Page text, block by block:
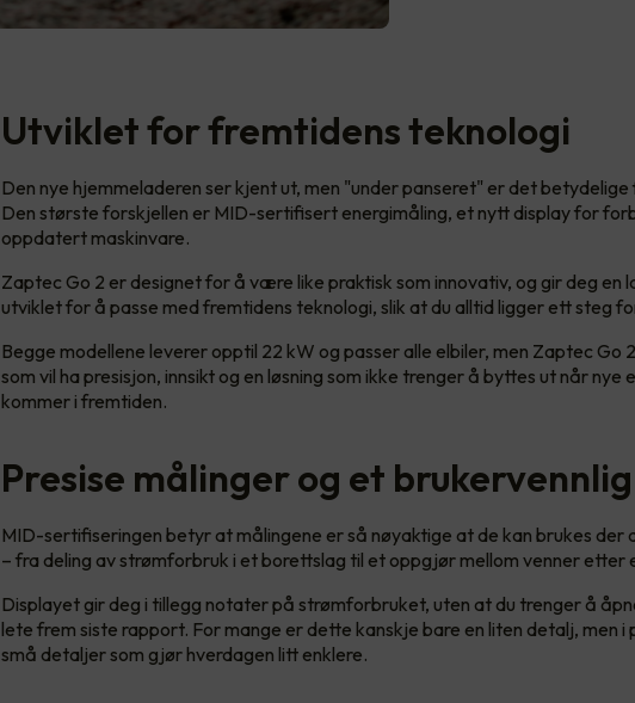
Utviklet for fremtidens teknologi
Den nye hjemmeladeren ser kjent ut, men "under panseret" er det
Den største forskjellen er MID-sertifisert energimåling, et nytt display for
oppdatert maskinvare.
Zaptec Go 2 er designet for å være like praktisk som innovativ, og gir deg en
utviklet for å passe med fremtidens teknologi, slik at du alltid ligger ett steg
Begge modellene leverer opptil 22 kW og passer alle elbiler, men Zaptec Go
som vil ha presisjon, innsikt og en løsning som ikke trenger å byttes ut når nye
kommer i fremtiden.
Presise målinger og et
MID-sertifiseringen betyr at målingene er så nøyaktige at de kan brukes der
– fra deling av strømforbruk i et borettslag til et oppgjør mellom venner etter
Displayet gir deg i tillegg notater på strømforbruket, uten at du trenger å
lete frem siste rapport. For mange er dette kanskje bare en liten detalj, men i
små detaljer som gjør hverdagen litt enklere.